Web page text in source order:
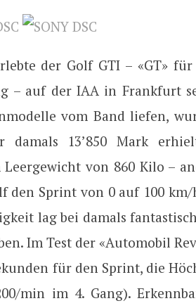
der Golf GTI – «GT»
– auf der IAA in Frankfurt
vom Band liefen,
damals 13’850 Mark
von 860 Kilo –
den Sprint von 0 auf 100
lag bei damals
Im Test der «Automobil
für den Sprint, die
min im 4. Gang).